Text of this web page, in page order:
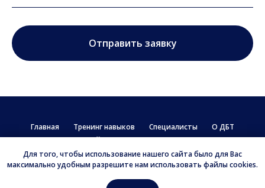
Отправить заявку
Главная Тренинг навыков Специалисты
О ДБТ
Семейные связи
Контакты
© 2025 Unity DBT
Для того, чтобы использование нашего сайта было для Вас
максимально удобным разрешите нам использовать файлы cookies.